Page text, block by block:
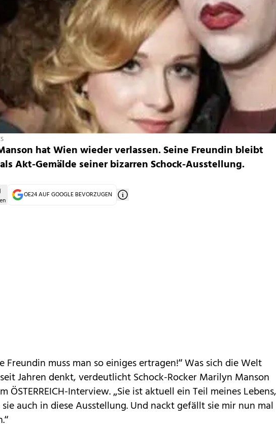
hat Wien wieder verlassen. Seine Freundin bleibt
Akt-Gemälde seiner bizarren Schock-Ausstellung.
OE24 AUF GOOGLE BEVORZUGEN
Freundin muss man so einiges ertragen!“ Was sich die Welt
Jahren denkt, verdeutlicht Schock-Rocker Marilyn Manson
ÖSTERREICH-Interview. „Sie ist aktuell ein Teil meines Lebens,
sie auch in diese Ausstellung. Und nackt gefällt sie mir nun mal